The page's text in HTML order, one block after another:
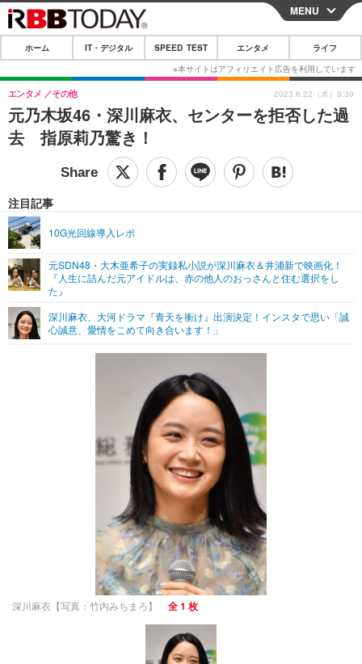
CLOSE
ホーム
IT・デジタル
IT・デジタルTOP スマートフォン
ショッピング その他
SPEED TEST
エンタメTOP 映画・ドラマ
グラビア ブログ
ショッピング その他
ライフTOP
その他
リリース一覧
プッシュ通知の停止方法
MENU
ホーム IT・デジタル SPEED TEST エンタメ ライフ
元乃木坂46・深川麻衣、センターを拒否した過
去 指原莉乃驚き！
エンタメ その他
注目記事
10G光回線導入レポ
元SDN48・大木亜希子の実録私小説が深川麻衣＆井浦新で映画化！
『人生に詰んだ元アイドルは、赤の他人のおっさんと住む選択をし
た』
深川麻衣、大河ドラマ『青天を衝け』出演決定！インスタで思い「誠
心誠意、愛情をこめて向き合います！」
2023.6.22（木）9:39
深川麻衣【写真：竹内みちまろ】 全 1 枚